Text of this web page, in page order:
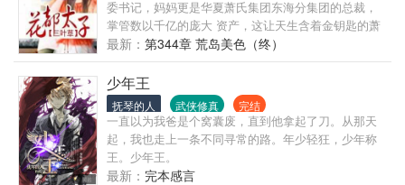
委书记，妈妈更是华夏萧氏集团东海分集团的总裁，
掌管数以千亿的庞大 资产，这让天生含着金钥匙的萧
然能够畅游都市！原本十三岁的他不懂人事，可是意
外得到一个神秘的戒指——御女戒！于是一切都改变
了！年少风~流、遨游花~丛，守着一个绝美的家庭，
占据着外面无数绝代佳丽！类型俱全，一个不少！年
幼的幼~女、娇憨的小萝~莉、情窦初开的青春少女、
美丽绝质冰冷高贵的女王、温柔贤惠的美少妇、雍容
华贵的熟~妇等等美艳绝寰的风情女人一个个的成为了
他的禁脔，芳华芬芳、独...
最新： 第344章 荒岛美色（终）
少年王
抚琴的人 武侠修真 完结
一直以为我爸是个窝囊废，直到他拿起了刀。从那天
起，我也走上一条不同寻常的路。年少轻狂，少年称
王。少年王。
最新： 完本感言